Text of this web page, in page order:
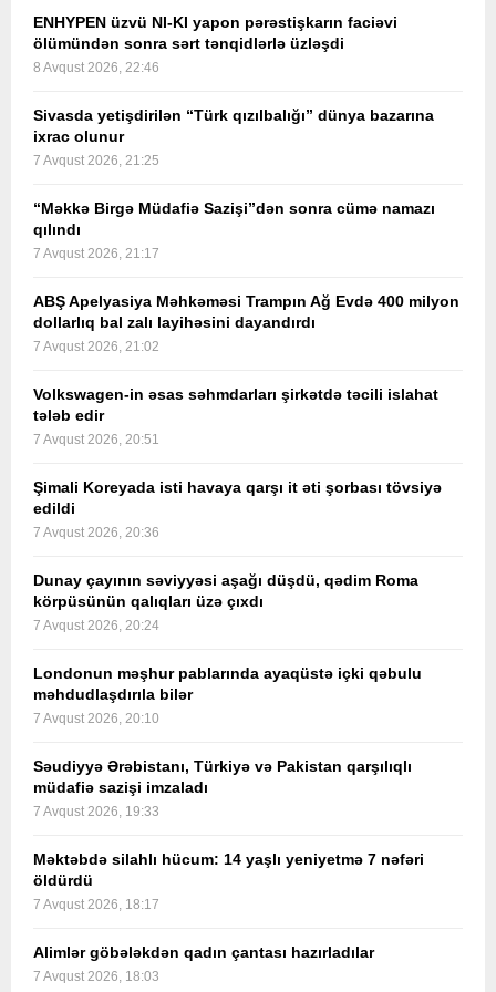
ENHYPEN üzvü NI-KI yapon pərəstişkarın faciəvi
ölümündən sonra sərt tənqidlərlə üzləşdi
8 Avqust 2026, 22:46
Sivasda yetişdirilən “Türk qızılbalığı” dünya bazarına
ixrac olunur
7 Avqust 2026, 21:25
“Məkkə Birgə Müdafiə Sazişi”dən sonra cümə namazı
qılındı
7 Avqust 2026, 21:17
ABŞ Apelyasiya Məhkəməsi Trampın Ağ Evdə 400 milyon
dollarlıq bal zalı layihəsini dayandırdı
7 Avqust 2026, 21:02
Volkswagen-in əsas səhmdarları şirkətdə təcili islahat
tələb edir
7 Avqust 2026, 20:51
Şimali Koreyada isti havaya qarşı it əti şorbası tövsiyə
edildi
7 Avqust 2026, 20:36
Dunay çayının səviyyəsi aşağı düşdü, qədim Roma
körpüsünün qalıqları üzə çıxdı
7 Avqust 2026, 20:24
Londonun məşhur pablarında ayaqüstə içki qəbulu
məhdudlaşdırıla bilər
7 Avqust 2026, 20:10
Səudiyyə Ərəbistanı, Türkiyə və Pakistan qarşılıqlı
müdafiə sazişi imzaladı
7 Avqust 2026, 19:33
Məktəbdə silahlı hücum: 14 yaşlı yeniyetmə 7 nəfəri
öldürdü
7 Avqust 2026, 18:17
Alimlər göbələkdən qadın çantası hazırladılar
7 Avqust 2026, 18:03